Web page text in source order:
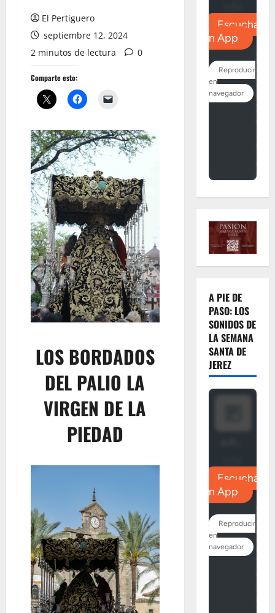
El Pertiguero
septiembre 12, 2024
2 minutos de lectura
0
Comparte esto:
LOS BORDADOS
DEL PALIO LA
VIRGEN DE LA
PIEDAD
A PIE DE
PASO: LOS
SONIDOS DE
LA SEMANA
SANTA DE
JEREZ